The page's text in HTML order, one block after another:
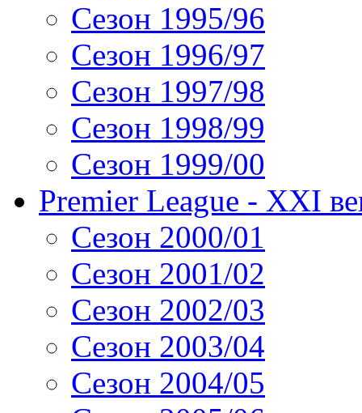
Сезон 1995/96
Сезон 1996/97
Сезон 1997/98
Сезон 1998/99
Сезон 1999/00
Premier League - XXI
Сезон 2000/01
Сезон 2001/02
Сезон 2002/03
Сезон 2003/04
Сезон 2004/05